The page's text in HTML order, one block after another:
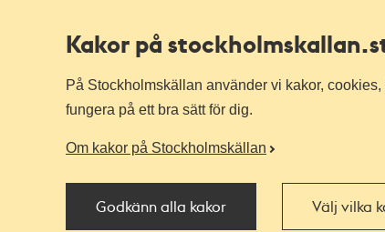
Kakor på stockholmskallan
På Stockholmskällan använder vi kakor,
fungera på ett bra sätt för dig.
Om kakor på Stockholmskällan
Godkänn alla kakor Välj vilka